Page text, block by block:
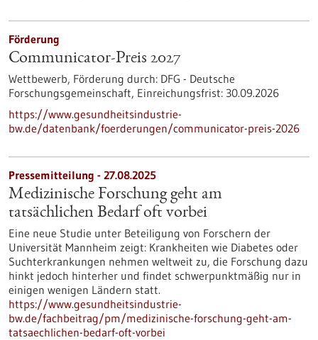
Förderung
Communicator-Preis 2027
Wettbewerb, Förderung durch: DFG - Deutsche
Forschungsgemeinschaft, Einreichungsfrist: 30.09.2026
https://www.gesundheitsindustrie-
bw.de/datenbank/foerderungen/communicator-preis-2026
Pressemitteilung - 27.08.2025
Medizinische Forschung geht am
tatsächlichen Bedarf oft vorbei
Eine neue Studie unter Beteiligung von Forschern der
Universität Mannheim zeigt: Krankheiten wie Diabetes oder
Suchterkrankungen nehmen weltweit zu, die Forschung dazu
hinkt jedoch hinterher und findet schwerpunktmäßig nur in
einigen wenigen Ländern statt.
https://www.gesundheitsindustrie-
bw.de/fachbeitrag/pm/medizinische-forschung-geht-am-
tatsaechlichen-bedarf-oft-vorbei